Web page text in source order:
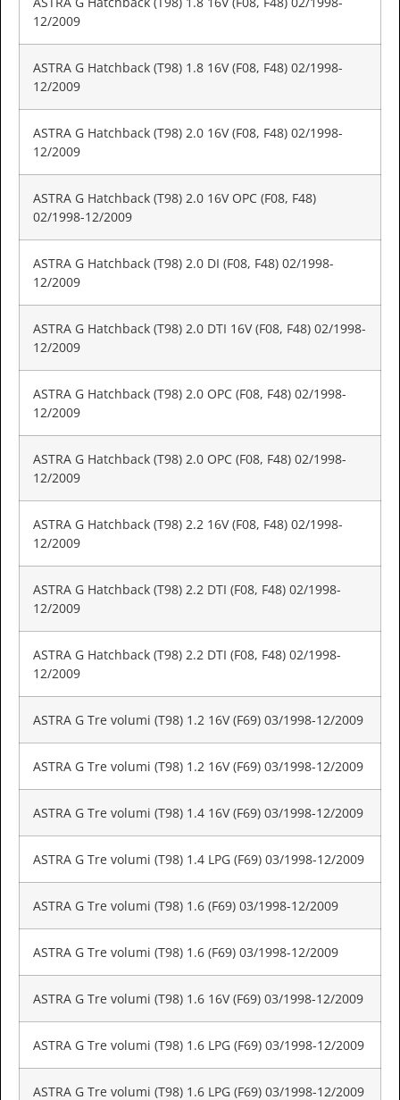
12/2009
ASTRA G Hatchback (T98) 1.8 16V (F08, F48) 02/1998-
12/2009
ASTRA G Hatchback (T98) 2.0 16V (F08, F48) 02/1998-
12/2009
ASTRA G Hatchback (T98) 2.0 16V OPC (F08, F48)
02/1998-12/2009
ASTRA G Hatchback (T98) 2.0 DI (F08, F48) 02/1998-
12/2009
ASTRA G Hatchback (T98) 2.0 DTI 16V (F08, F48) 02/1998-
12/2009
ASTRA G Hatchback (T98) 2.0 OPC (F08, F48) 02/1998-
12/2009
ASTRA G Hatchback (T98) 2.0 OPC (F08, F48) 02/1998-
12/2009
ASTRA G Hatchback (T98) 2.2 16V (F08, F48) 02/1998-
12/2009
ASTRA G Hatchback (T98) 2.2 DTI (F08, F48) 02/1998-
12/2009
ASTRA G Hatchback (T98) 2.2 DTI (F08, F48) 02/1998-
12/2009
ASTRA G Tre volumi (T98) 1.2 16V (F69) 03/1998-12/2009
ASTRA G Tre volumi (T98) 1.2 16V (F69) 03/1998-12/2009
ASTRA G Tre volumi (T98) 1.4 16V (F69) 03/1998-12/2009
ASTRA G Tre volumi (T98) 1.4 LPG (F69) 03/1998-12/2009
ASTRA G Tre volumi (T98) 1.6 (F69) 03/1998-12/2009
ASTRA G Tre volumi (T98) 1.6 (F69) 03/1998-12/2009
ASTRA G Tre volumi (T98) 1.6 16V (F69) 03/1998-12/2009
ASTRA G Tre volumi (T98) 1.6 LPG (F69) 03/1998-12/2009
ASTRA G Tre volumi (T98) 1.6 LPG (F69) 03/1998-12/2009